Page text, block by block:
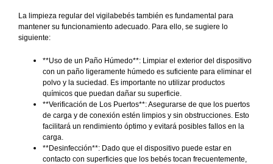
La limpieza regular del vigilabebés también es fundamental para
mantener su funcionamiento adecuado. Para ello, se sugiere lo
siguiente:
**Uso de un Paño Húmedo**: Limpiar el exterior del dispositivo
con un paño ligeramente húmedo es suficiente para eliminar el
polvo y la suciedad. Es importante no utilizar productos
químicos que puedan dañar su superficie.
**Verificación de Los Puertos**: Asegurarse de que los puertos
de carga y de conexión estén limpios y sin obstrucciones. Esto
facilitará un rendimiento óptimo y evitará posibles fallos en la
carga.
**Desinfección**: Dado que el dispositivo puede estar en
contacto con superficies que los bebés tocan frecuentemente,